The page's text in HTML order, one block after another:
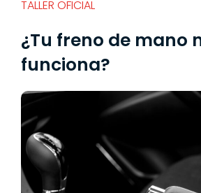
TALLER OFICIAL
¿Tu freno de mano
funciona?